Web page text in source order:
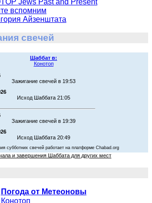
вспомним
Айзенштата
свечей
Шаббат в:
Конотоп
Зажигание свечей в 19:53
Исход Шаббата 21:05
Зажигание свечей в 19:39
Исход Шаббата 20:49
субботних свечей работает на платформе Chabad.org
и завершения Шаббата для других мест
Погода от Метеоновы
Конотоп